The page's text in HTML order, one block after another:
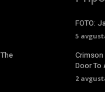
FOTO:
5
Door To
2